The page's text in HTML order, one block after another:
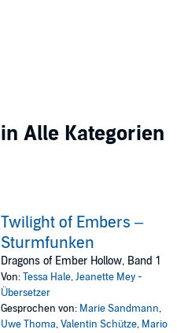
in Alle Kategorien
Twilight of Embers –
Sturmfunken
Dragons of Ember Hollow, Band 1
Von:Tessa Hale,Jeanette Mey -
Übersetzer
Gesprochen von: Marie Sandmann,
Uwe Thoma,Valentin Schütze, Mario